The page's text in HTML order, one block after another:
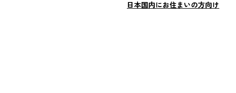
日本国内にお住まいの方向け